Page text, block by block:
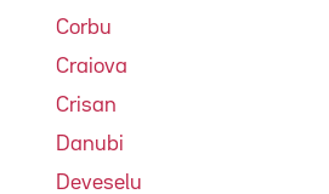
Corbu
Craiova
Crisan
Danubi
Deveselu